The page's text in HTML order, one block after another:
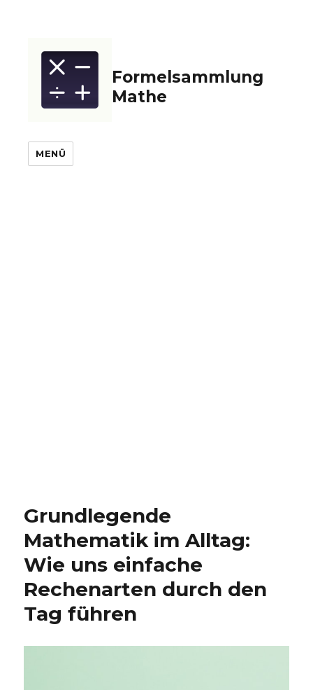
Formelsammlung
Mathe
MENÜ
Grundlegende
Mathematik im Alltag:
Wie uns einfache
Rechenarten durch den
Tag führen